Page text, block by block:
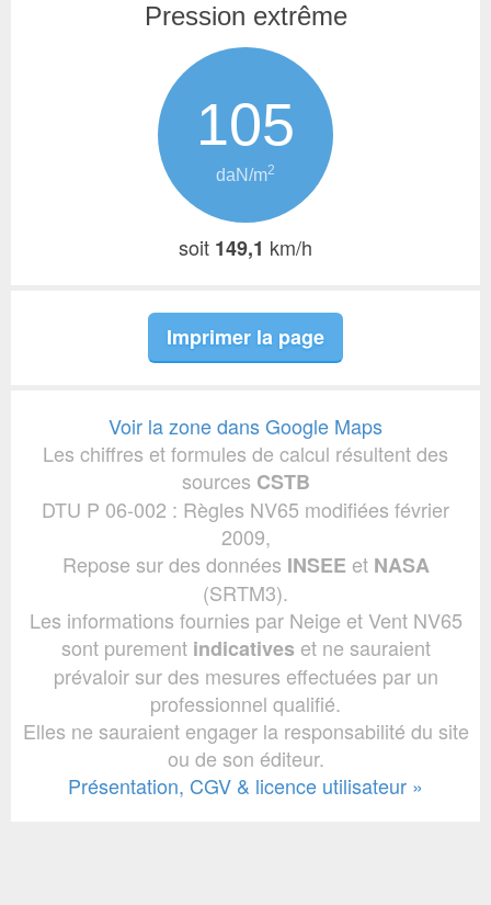
Pression extrême
105
daN/m2
soit 149,1 km/h
Imprimer la page
Voir la zone dans Google Maps
Les chiffres et formules de calcul résultent des
sources CSTB
DTU P 06-002 : Règles NV65 modifiées février
2009,
Repose sur des données INSEE et NASA
(SRTM3).
Les informations fournies par Neige et Vent NV65
sont purement indicatives et ne sauraient
prévaloir sur des mesures effectuées par un
professionnel qualifié.
Elles ne sauraient engager la responsabilité du site
ou de son éditeur.
Présentation, CGV & licence utilisateur »